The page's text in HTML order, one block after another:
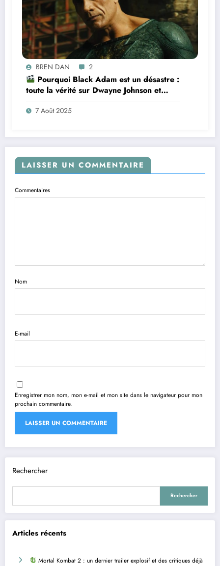
BREN DAN 2
Pourquoi Black Adam est un désastre :
toute la vérité sur Dwayne Johnson et
l’échec d’un empire avorté
7 Août 2025
LAISSER UN COMMENTAIRE
Commentaires
Nom
E-mail
Enregistrer mon nom, mon e-mail et mon site dans le navigateur pour mon
prochain commentaire.
Rechercher
Rechercher
Articles récents
Mortal Kombat 2 : un dernier trailer explosif et des critiques déjà